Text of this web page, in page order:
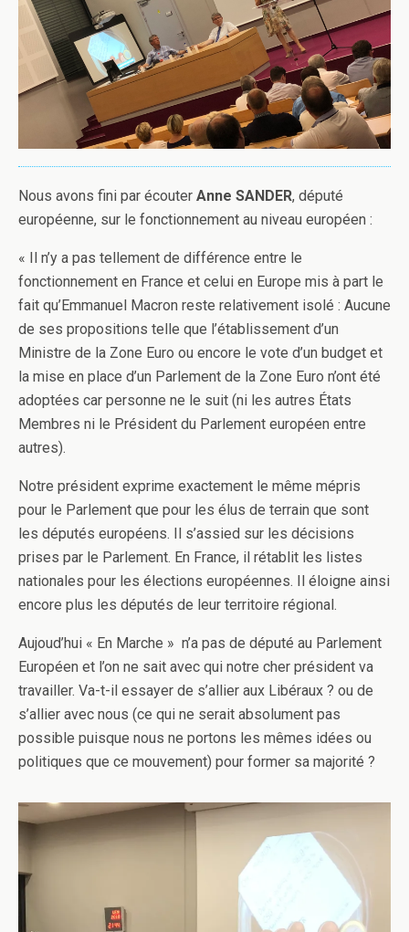
Nous avons fini par écouter Anne SANDER, député
européenne, sur le fonctionnement au niveau européen :
« Il n’y a pas tellement de différence entre le
fonctionnement en France et celui en Europe mis à part le
fait qu’Emmanuel Macron reste relativement isolé : Aucune
de ses propositions telle que l’établissement d’un
Ministre de la Zone Euro ou encore le vote d’un budget et
la mise en place d’un Parlement de la Zone Euro n’ont été
adoptées car personne ne le suit (ni les autres États
Membres ni le Président du Parlement européen entre
autres).
Notre président exprime exactement le même mépris
pour le Parlement que pour les élus de terrain que sont
les députés européens. Il s’assied sur les décisions
prises par le Parlement. En France, il rétablit les listes
nationales pour les élections européennes. Il éloigne ainsi
encore plus les députés de leur territoire régional.
Aujoud’hui « En Marche » n’a pas de député au Parlement
Européen et l’on ne sait avec qui notre cher président va
travailler. Va-t-il essayer de s’allier aux Libéraux ? ou de
s’allier avec nous (ce qui ne serait absolument pas
possible puisque nous ne portons les mêmes idées ou
politiques que ce mouvement) pour former sa majorité ?